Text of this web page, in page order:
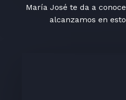
María José te da a
alcanzamos en